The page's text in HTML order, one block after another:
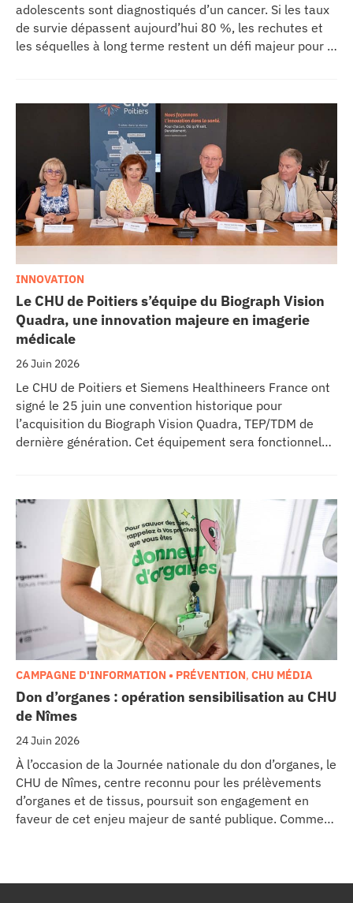
adolescents sont diagnostiqués d’un cancer. Si les taux
de survie dépassent aujourd’hui 80 %, les rechutes et
les séquelles à long terme restent un défi majeur pour la
l’Oncopole Claudius Regaud et de leurs partenaires,
lancent CIRCLE, un centre de recherche d’excellence
dédié aux cancers pédiatriques.
Le CHU de Poitiers s’équipe du Biograph Vision
Quadra, une innovation majeure en imagerie
médicale
26 Juin 2026
INNOVATION
Le CHU de Poitiers et Siemens Healthineers France ont
signé le 25 juin une convention historique pour
l’acquisition du Biograph Vision Quadra, TEP/TDM de
dernière génération. Cet équipement sera fonctionnel
l’excellence clinique et scientifique de l’établissement.
Ce projet représente un investissement de 9,5 millions
d’euros pour l’acquisition et l’installation de
l’équipement au cœur même du pôle régional de
cancérologie.
Don d’organes : opération sensibilisation au CHU
de Nîmes
24 Juin 2026
CAMPAGNE D'INFORMATION • PRÉVENTION, CHU MÉDIA
À l’occasion de la Journée nationale du don d’organes, le
CHU de Nîmes, centre reconnu pour les prélèvements
d’organes et de tissus, poursuit son engagement en
faveur de cet enjeu majeur de santé publique. Comme